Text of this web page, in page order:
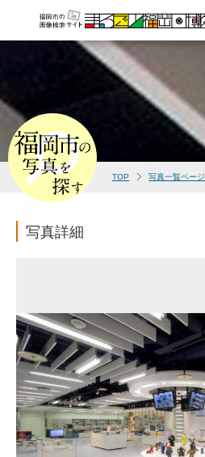
TOP 写真一覧ページ
写真詳細